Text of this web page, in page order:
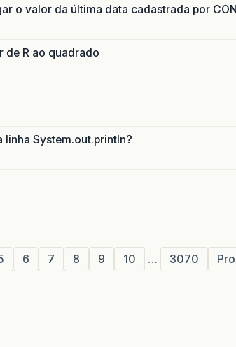
o valor da última data cadastrada por
de R ao quadrado
linha System.out.println?
6 7 8 9 10 … 3070